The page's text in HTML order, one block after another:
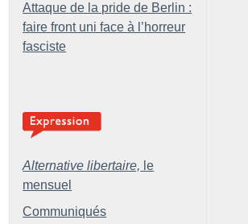
Attaque de la pride de Berlin :
faire front uni face à l’horreur
fasciste
Alternative libertaire, le
mensuel
Communiqués